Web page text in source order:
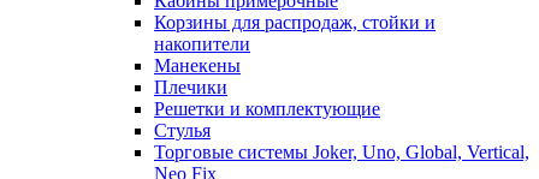
Корзины для распродаж, стойки и
накопители
Манекены
Плечики
Решетки и комплектующие
Стулья
Торговые системы Joker, Uno, Global, Vertical,
Neo Fix